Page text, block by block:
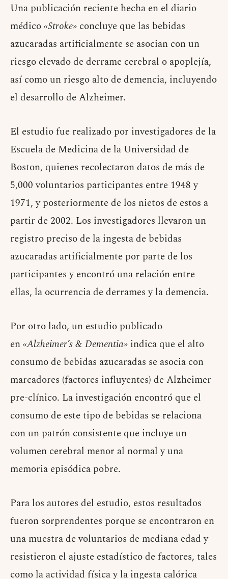
Una publicación reciente hecha en el diario
médico«Stroke» concluye que las bebidas
azucaradas artificialmente se asocian con un
riesgo elevado de derrame cerebral o apoplejía,
así como un riesgo alto de demencia, incluyendo
el desarrollo de Alzheimer.
El estudio fue realizado por investigadores de la
Escuela de Medicina de la Universidad de
Boston, quienes recolectaron datos de más de
5,000 voluntarios participantes entre 1948 y
1971, y posteriormente de los nietos de estos a
partir de 2002. Los investigadores llevaron un
registro preciso de la ingesta de bebidas
azucaradas artificialmente por parte de los
participantes y encontró una relación entre
ellas, la ocurrencia de derrames y la demencia.
Por otro lado, un estudio publicado
en«Alzheimer’s & Dementia» indica que el alto
consumo de bebidas azucaradas se asocia con
marcadores (factores influyentes) de Alzheimer
pre-clínico. La investigación encontró que el
consumo de este tipo de bebidas se relaciona
con un patrón consistente que incluye un
volumen cerebral menor al normal y una
memoria episódica pobre.
Para los autores del estudio, estos resultados
fueron sorprendentes porque se encontraron en
una muestra de voluntarios de mediana edad y
resistieron el ajuste estadístico de factores, tales
como la actividad física y la ingesta calórica